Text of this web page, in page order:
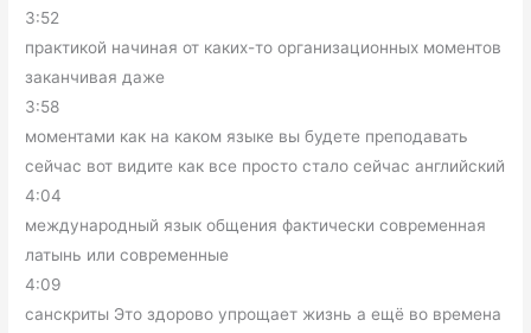
3:52
практикой начиная от каких-то организационных моментов
заканчивая даже
3:58
моментами как на каком языке вы будете преподавать
сейчас вот видите как все просто стало сейчас английский
4:04
международный язык общения фактически современная
латынь или современные
4:09
санскриты Это здорово упрощает жизнь а ещё во времена